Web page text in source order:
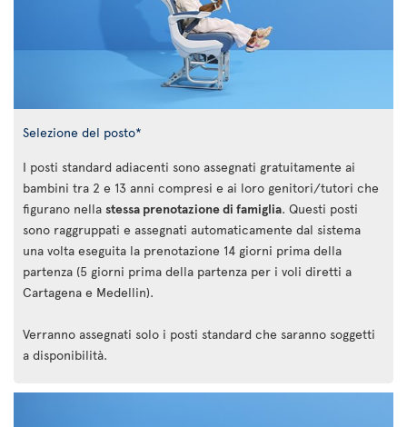
Selezione del posto*
I posti standard adiacenti sono assegnati gratuitamente ai
bambini tra 2 e 13 anni compresi e ai loro genitori/tutori che
figurano nella stessa prenotazione di famiglia. Questi posti
sono raggruppati e assegnati automaticamente dal sistema
una volta eseguita la prenotazione 14 giorni prima della
partenza (5 giorni prima della partenza per i voli diretti a
Cartagena e Medellin).
Verranno assegnati solo i posti standard che saranno soggetti
a disponibilità.